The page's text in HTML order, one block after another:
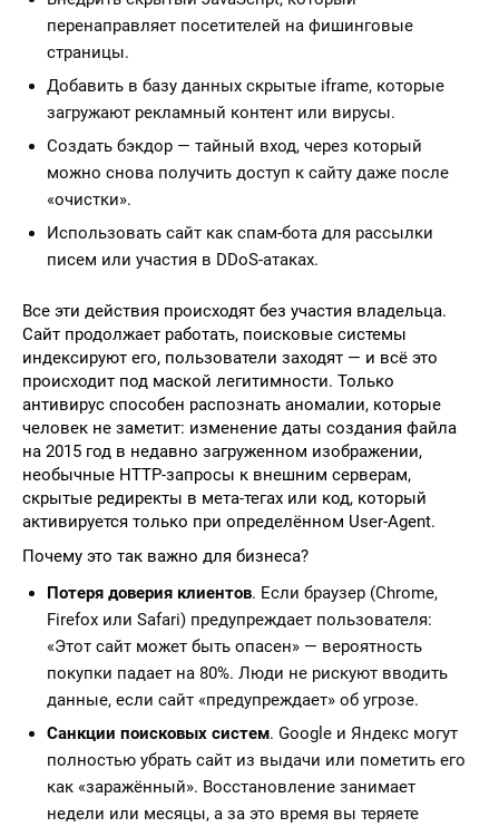
перенаправляет посетителей на фишинговые
страницы.
Добавить в базу данных скрытые iframe, которые
загружают рекламный контент или вирусы.
Создать бэкдор — тайный вход, через который
можно снова получить доступ к сайту даже после
«очистки».
Использовать сайт как спам-бота для рассылки
писем или участия в DDoS-атаках.
Все эти действия происходят без участия владельца.
Сайт продолжает работать, поисковые системы
индексируют его, пользователи заходят — и всё это
происходит под маской легитимности. Только
антивирус способен распознать аномалии, которые
человек не заметит: изменение даты создания файла
на 2015 год в недавно загруженном изображении,
необычные HTTP-запросы к внешним серверам,
скрытые редиректы в мета-тегах или код, который
активируется только при определённом User-Agent.
Почему это так важно для бизнеса?
Потеря доверия клиентов. Если браузер (Chrome,
Firefox или Safari) предупреждает пользователя:
«Этот сайт может быть опасен» — вероятность
покупки падает на 80%. Люди не рискуют вводить
данные, если сайт «предупреждает» об угрозе.
Санкции поисковых систем. Google и Яндекс могут
полностью убрать сайт из выдачи или пометить его
как «заражённый». Восстановление занимает
недели или месяцы, а за это время вы теряете